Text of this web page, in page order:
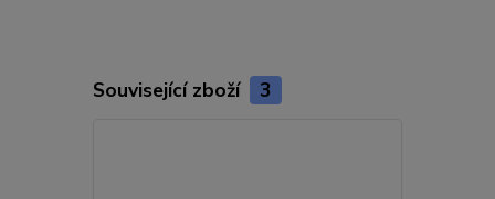
Související zboží 3